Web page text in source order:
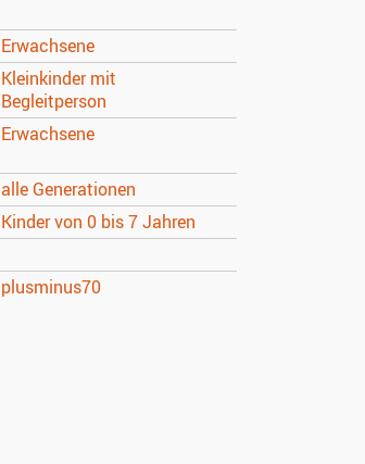
Erwachsene
Kleinkinder mit
Begleitperson
Erwachsene
alle Generationen
Kinder von 0 bis 7 Jahren
plusminus70